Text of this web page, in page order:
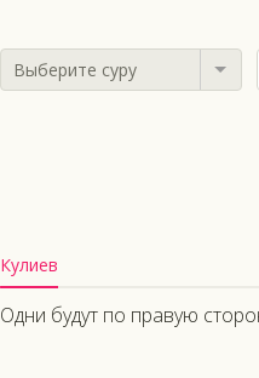
Выберите суру
Кулиев
Одни будут по правую